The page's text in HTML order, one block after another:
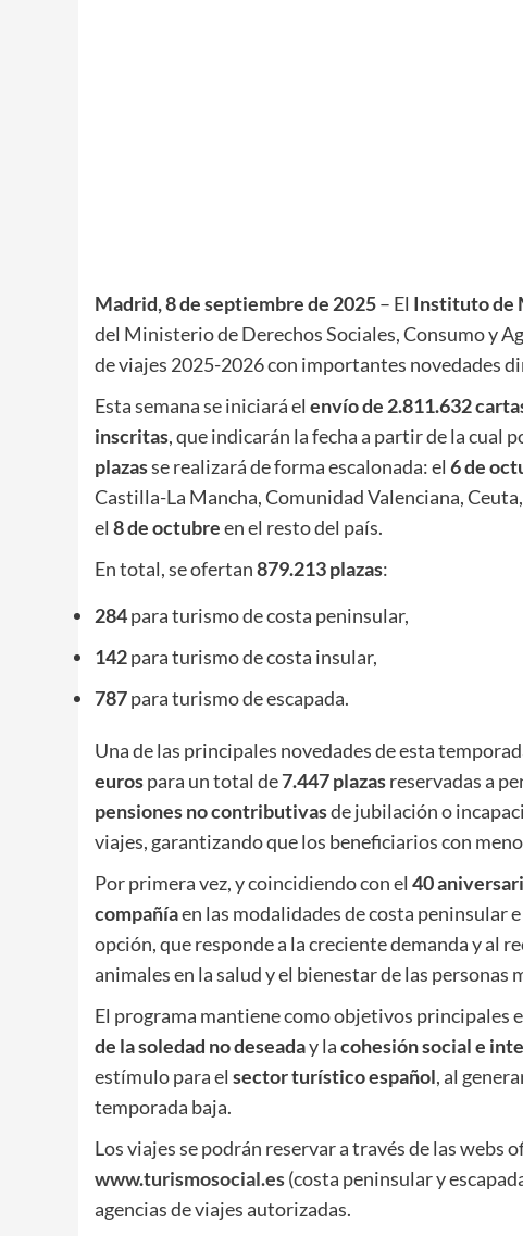
Madrid, 8 de septiembre de 2025– El Instituto de
del Ministerio de Derechos Sociales, Consumo y
de viajes 2025-2026 con importantes novedades
Esta semana se iniciará el envío de 2.811.632
inscritas, que indicarán la fecha a partir de la cual
plazasse realizará de forma escalonada: el 6 de
Castilla-La Mancha, Comunidad Valenciana,
el 8 de octubreen el resto del país.
En total, se ofertan879.213 plazas:
284para turismo de costa peninsular,
142para turismo de costa insular,
787para turismo de escapada.
Una de las principales novedades de esta
eurospara un total de7.447 plazasreservadas a
pensiones no contributivasde jubilación o
viajes, garantizando que los beneficiarios con
Por primera vez, y coincidiendo con el 40
compañíaen las modalidades de costa peninsular
opción, que responde a la creciente demanda y al
animales en la salud y el bienestar de las personas
El programa mantiene como objetivos principales
de la soledad no deseaday lacohesión social e
estímulo para el sector turístico español, al
temporada baja.
Los viajes se podrán reservar a través de las webs
www.turismosocial.es(costa peninsular y
agencias de viajes autorizadas.